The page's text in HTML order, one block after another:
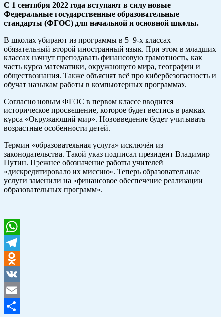
С 1 сентября 2022 года вступают в силу новые
Федеральные государственные образовательные
стандарты (ФГОС) для начальной и основной школы.
В школах убирают из программы в 5–9-х классах
обязательный второй иностранный язык. При этом в младших
классах начнут преподавать финансовую грамотность, как
часть курса математики, окружающего мира, географии и
обществознания. Также объяснят всё про кибербезопасность и
обучат навыкам работы в компьютерных программах.
Согласно новым ФГОС в первом классе вводится
историческое просвещение, которое будет вестись в рамках
курса «Окружающий мир». Нововведение будет учитывать
возрастные особенности детей.
Термин «образовательная услуга» исключён из
законодательства. Такой указ подписал президент Владимир
Путин. Прежнее обозначение работы учителей
«дискредитировало их миссию». Теперь образовательные
услуги заменили на «финансовое обеспечение реализации
образовательных программ».
WhatsApp
Telegram
Odnoklassniki
VK
Email